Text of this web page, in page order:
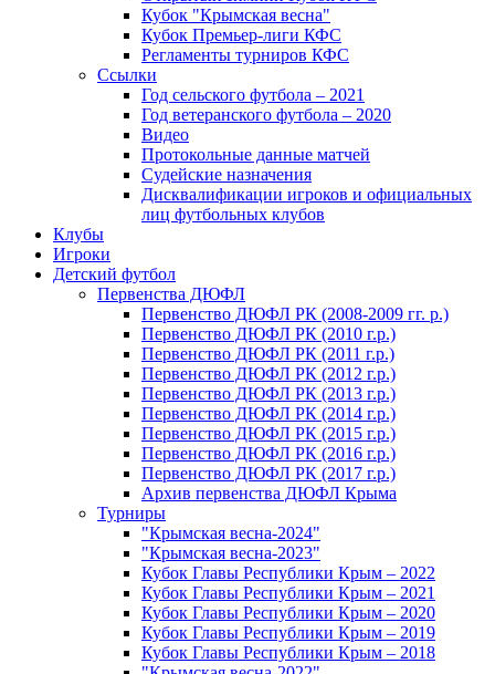
Кубок "Крымская весна"
Кубок Премьер-лиги КФС
Регламенты турниров КФС
Ссылки
Год сельского футбола – 2021
Год ветеранского футбола – 2020
Видео
Протокольные данные матчей
Судейские назначения
Дисквалификации игроков и официальных
лиц футбольных клубов
Клубы
Игроки
Детский футбол
Первенства ДЮФЛ
Первенство ДЮФЛ РК (2008-2009 гг. р.)
Первенство ДЮФЛ РК (2010 г.р.)
Первенство ДЮФЛ РК (2011 г.р.)
Первенство ДЮФЛ РК (2012 г.р.)
Первенство ДЮФЛ РК (2013 г.р.)
Первенство ДЮФЛ РК (2014 г.р.)
Первенство ДЮФЛ РК (2015 г.р.)
Первенство ДЮФЛ РК (2016 г.р.)
Первенство ДЮФЛ РК (2017 г.р.)
Архив первенства ДЮФЛ Крыма
Турниры
"Крымская весна-2024"
"Крымская весна-2023"
Кубок Главы Республики Крым – 2022
Кубок Главы Республики Крым – 2021
Кубок Главы Республики Крым – 2020
Кубок Главы Республики Крым – 2019
Кубок Главы Республики Крым – 2018